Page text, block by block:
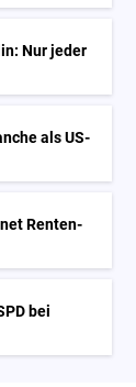
Nur jeder
als US-
Renten-
bei